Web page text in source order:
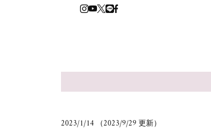
2023/1/14 （2023/9/29 更新）